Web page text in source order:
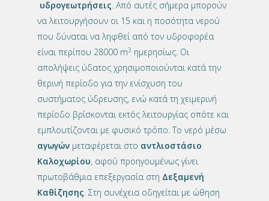
υδρογεωτρήσεις . Από αυτές σήμερα μπορούν
να λειτουργήσουν οι 15 και η ποσότητα νερού
που δύναται να ληφθεί από τον υδροφορέα
είναι περίπου 28000 m3 ημερησίως. Οι
απολήψεις ύδατος χρησιμοποιούνται κατά την
θερινή περίοδο για την ενίσχυση του
συστήματος ύδρευσης, ενώ κατά τη χειμερινή
περίοδο βρίσκονται εκτός λειτουργίας οπότε και
εμπλουτίζονται με φυσικό τρόπο. Το νερό μέσω
αγωγών μεταφέρεται στο αντλιοστάσιο
Καλοχωρίου, αφού προηγουμένως γίνει
πρωτοβάθμια επεξεργασία στη Δεξαμενή
Καθίζησης . Στη συνέχεια οδηγείται με ώθηση